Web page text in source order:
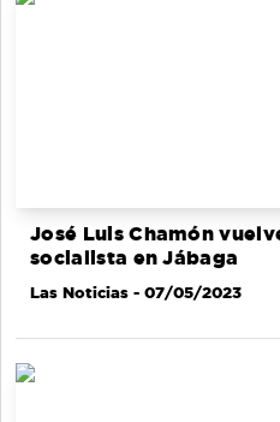
José Luis Chamón
socialista en Jábaga
Las Noticias - 07/05/2023